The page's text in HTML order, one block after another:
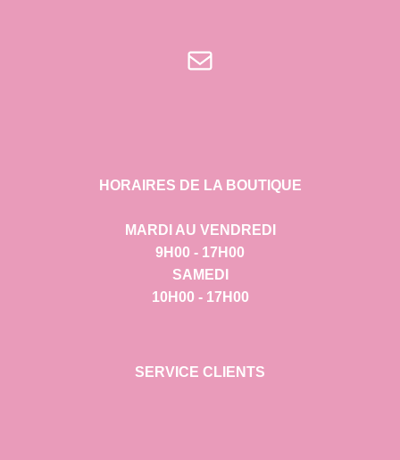
E-mail
HORAIRES DE LA BOUTIQUE
MARDI AU VENDREDI
9H00 - 17H00
SAMEDI
10H00 - 17H00
SERVICE CLIENTS